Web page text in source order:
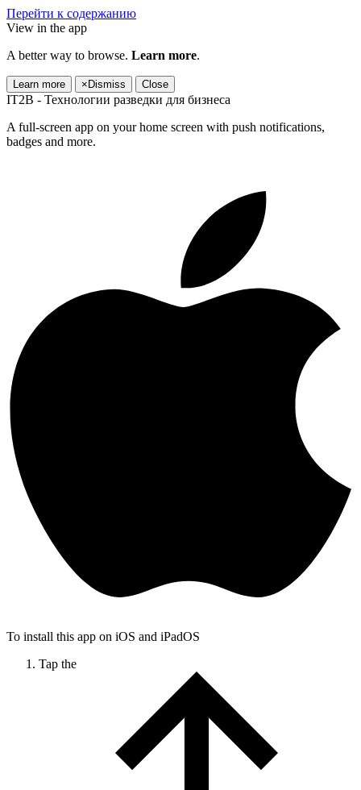
Перейти к содержанию
View in the app
A better way to browse. Learn more.
Learn more × Dismiss Close
IT2B - Технологии разведки для бизнеса
A full-screen app on your home screen with push notifications,
badges and more.
To install this app on iOS and iPadOS
Tap the